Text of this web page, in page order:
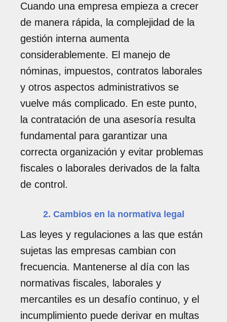
Cuando una empresa empieza a crecer
de manera rápida, la complejidad de la
gestión interna aumenta
considerablemente. El manejo de
nóminas, impuestos, contratos laborales
y otros aspectos administrativos se
vuelve más complicado. En este punto,
la contratación de una asesoría resulta
fundamental para garantizar una
correcta organización y evitar problemas
fiscales o laborales derivados de la falta
de control.
2. Cambios en la normativa legal
Las leyes y regulaciones a las que están
sujetas las empresas cambian con
frecuencia. Mantenerse al día con las
normativas fiscales, laborales y
mercantiles es un desafío continuo, y el
incumplimiento puede derivar en multas